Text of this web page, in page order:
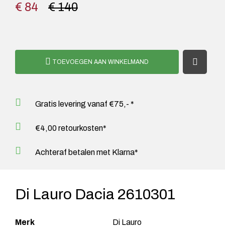
€ 140
€ 84
TOEVOEGEN AAN WINKELMAND
Gratis levering vanaf €75,- *
€4,00 retourkosten*
Achteraf betalen met Klarna*
Di Lauro Dacia 2610301
Merk Di Lauro